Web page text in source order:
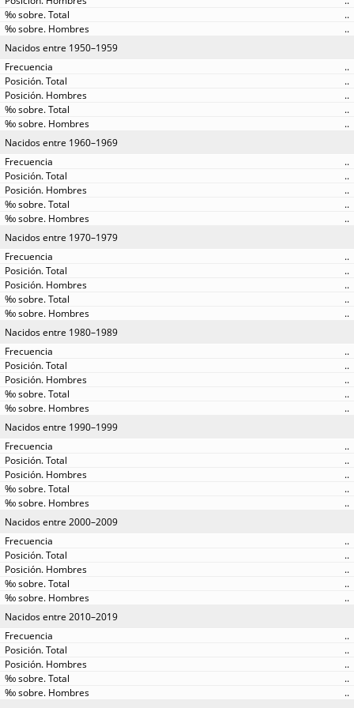
..
..
Nacidos entre 1950–1959
..
..
..
..
..
Nacidos entre 1960–1969
..
..
..
..
..
Nacidos entre 1970–1979
..
..
..
..
..
Nacidos entre 1980–1989
..
..
..
..
..
Nacidos entre 1990–1999
..
..
..
..
..
Nacidos entre 2000–2009
..
..
..
..
..
Nacidos entre 2010–2019
..
..
..
..
..